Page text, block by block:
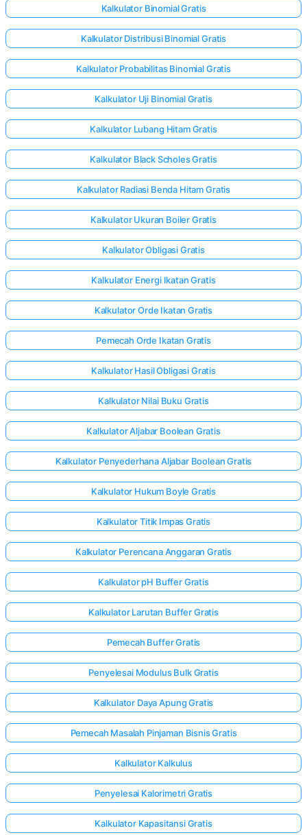
Kalkulator Binomial Gratis
Kalkulator Distribusi Binomial Gratis
Kalkulator Probabilitas Binomial Gratis
Kalkulator Uji Binomial Gratis
Kalkulator Lubang Hitam Gratis
Kalkulator Black Scholes Gratis
Kalkulator Radiasi Benda Hitam Gratis
Kalkulator Ukuran Boiler Gratis
Kalkulator Obligasi Gratis
Kalkulator Energi Ikatan Gratis
Kalkulator Orde Ikatan Gratis
Pemecah Orde Ikatan Gratis
Kalkulator Hasil Obligasi Gratis
Kalkulator Nilai Buku Gratis
Kalkulator Aljabar Boolean Gratis
Kalkulator Penyederhana Aljabar Boolean Gratis
Kalkulator Hukum Boyle Gratis
Kalkulator Titik Impas Gratis
Kalkulator Perencana Anggaran Gratis
Kalkulator pH Buffer Gratis
Kalkulator Larutan Buffer Gratis
Pemecah Buffer Gratis
Penyelesai Modulus Bulk Gratis
Kalkulator Daya Apung Gratis
Pemecah Masalah Pinjaman Bisnis Gratis
Kalkulator Kalkulus
Penyelesai Kalorimetri Gratis
Kalkulator Kapasitansi Gratis